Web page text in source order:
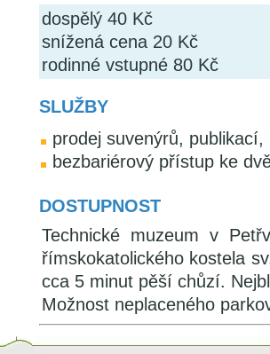
dospělý 40 Kč
snížená cena 20 Kč
rodinné vstupné 80 Kč
SLUŽBY
prodej suvenýrů, publikací,
bezbariérový přístup ke
DOSTUPNOST
Technické muzeum v
římskokatolického kostela
cca 5 minut pěší chůzí.
Možnost neplaceného